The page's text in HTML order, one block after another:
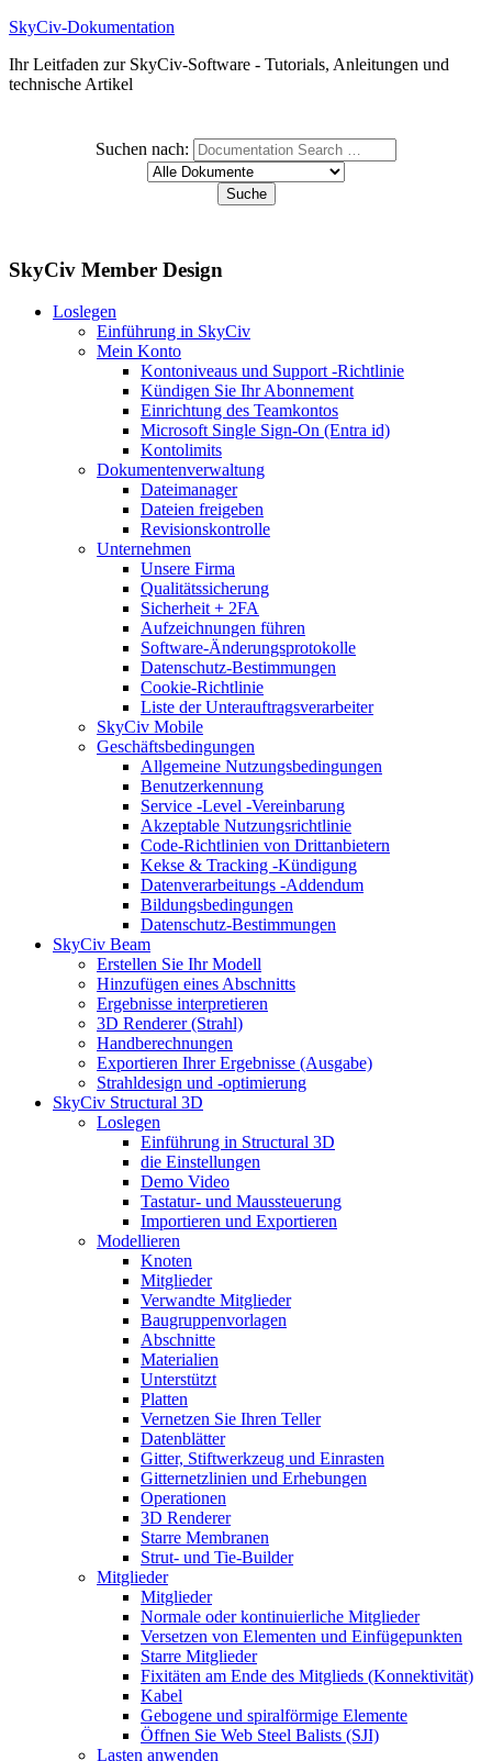
SkyCiv-Dokumentation
Ihr Leitfaden zur SkyCiv-Software - Tutorials, Anleitungen und
technische Artikel
Suchen nach:
SkyCiv Member Design
Loslegen
Einführung in SkyCiv
Mein Konto
Kontoniveaus und Support -Richtlinie
Kündigen Sie Ihr Abonnement
Einrichtung des Teamkontos
Microsoft Single Sign-On (Entra id)
Kontolimits
Dokumentenverwaltung
Dateimanager
Dateien freigeben
Revisionskontrolle
Unternehmen
Unsere Firma
Qualitätssicherung
Sicherheit + 2FA
Aufzeichnungen führen
Software-Änderungsprotokolle
Datenschutz-Bestimmungen
Cookie-Richtlinie
Liste der Unterauftragsverarbeiter
SkyCiv Mobile
Geschäftsbedingungen
Allgemeine Nutzungsbedingungen
Benutzerkennung
Service -Level -Vereinbarung
Akzeptable Nutzungsrichtlinie
Code-Richtlinien von Drittanbietern
Kekse & Tracking -Kündigung
Datenverarbeitungs -Addendum
Bildungsbedingungen
Datenschutz-Bestimmungen
SkyCiv Beam
Erstellen Sie Ihr Modell
Hinzufügen eines Abschnitts
Ergebnisse interpretieren
3D Renderer (Strahl)
Handberechnungen
Exportieren Ihrer Ergebnisse (Ausgabe)
Strahldesign und -optimierung
SkyCiv Structural 3D
Loslegen
Einführung in Structural 3D
die Einstellungen
Demo Video
Tastatur- und Maussteuerung
Importieren und Exportieren
Modellieren
Knoten
Mitglieder
Verwandte Mitglieder
Baugruppenvorlagen
Abschnitte
Materialien
Unterstützt
Platten
Vernetzen Sie Ihren Teller
Datenblätter
Gitter, Stiftwerkzeug und Einrasten
Gitternetzlinien und Erhebungen
Operationen
3D Renderer
Starre Membranen
Strut- und Tie-Builder
Mitglieder
Mitglieder
Normale oder kontinuierliche Mitglieder
Versetzen von Elementen und Einfügepunkten
Starre Mitglieder
Fixitäten am Ende des Mitglieds (Konnektivität)
Kabel
Gebogene und spiralförmige Elemente
Öffnen Sie Web Steel Balists (SJI)
Lasten anwenden